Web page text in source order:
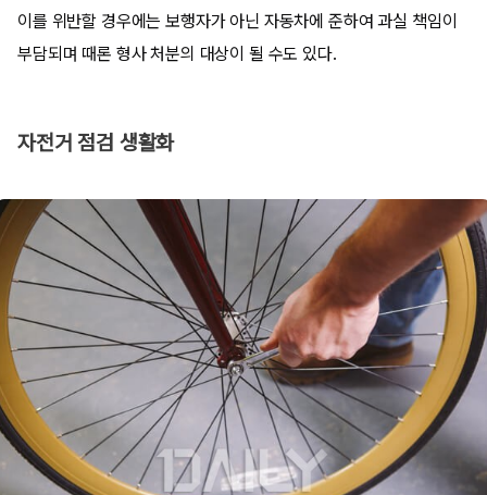
이를 위반할 경우에는 보행자가 아닌 자동차에 준하여 과실 책임이
부담되며 때론 형사 처분의 대상이 될 수도 있다.
자전거 점검 생활화